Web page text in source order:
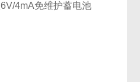
4mA免维护蓄电池